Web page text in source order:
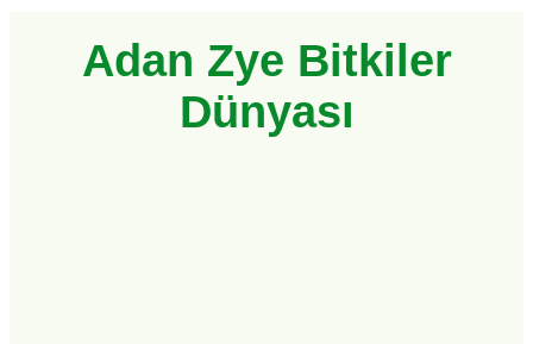
Adan Zye Bitkiler
Dünyası